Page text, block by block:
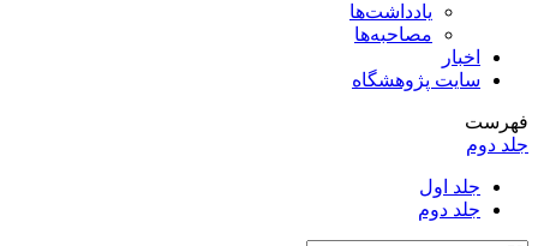
یادداشت‌ها
مصاحبه‌ها
اخبار
سایت پژوهشگاه
فهرست
جلد دوم
جلد اول
جلد دوم